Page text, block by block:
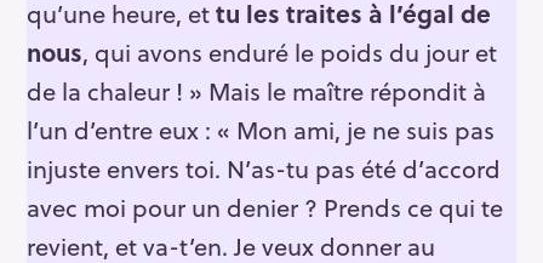
qu’une heure, ettu les traites à l’égal de
nous, qui avons enduré le poids du jour et
de la chaleur ! » Mais le maître répondit à
l’un d’entre eux : « Mon ami, je ne suis pas
injuste envers toi. N’as-tu pas été d’accord
avec moi pour un denier ? Prends ce qui te
revient, et va-t’en. Je veux donner au